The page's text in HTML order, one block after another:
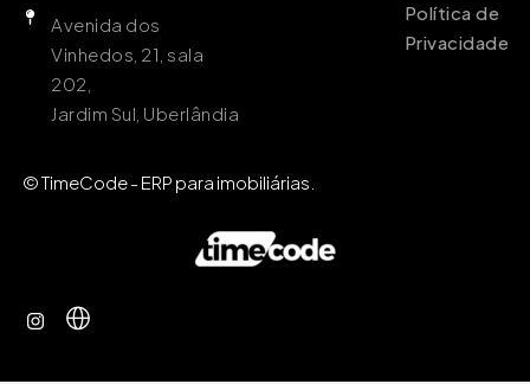
Avenida dos
Vinhedos, 21, sala
202,
Jardim Sul, Uberlândia
Política de
Privacidade
© TimeCode - ERP para imobiliárias.